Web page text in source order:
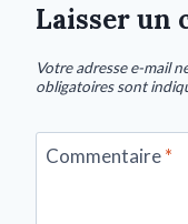
Laisser un
Votre adresse e-mail
obligatoires sont
Commentaire*